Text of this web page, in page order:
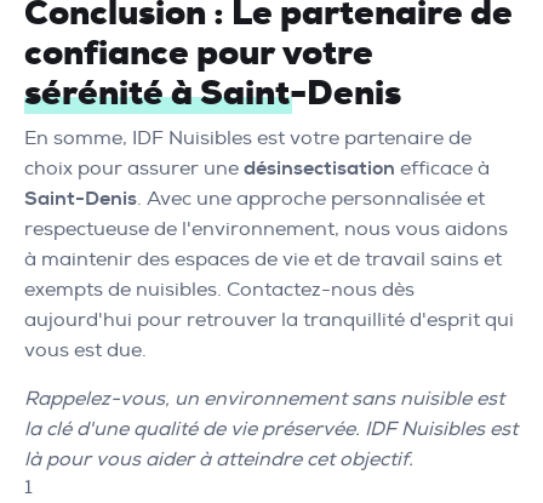
Conclusion : Le partenaire de
confiance pour votre
sérénité à Saint-Denis
En somme, IDF Nuisibles est votre partenaire de
choix pour assurer une désinsectisation efficace à
Saint-Denis. Avec une approche personnalisée et
respectueuse de l'environnement, nous vous aidons
à maintenir des espaces de vie et de travail sains et
exempts de nuisibles. Contactez-nous dès
aujourd'hui pour retrouver la tranquillité d'esprit qui
vous est due.
Rappelez-vous, un environnement sans nuisible est
la clé d'une qualité de vie préservée. IDF Nuisibles est
là pour vous aider à atteindre cet objectif.
1